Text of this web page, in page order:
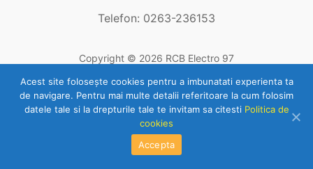
Telefon: 0263-236153
Copyright © 2026 RCB Electro 97
Acest site foloseşte cookies pentru a imbunatati experienta ta
de navigare. Pentru mai multe detalii referitoare la cum folosim
datele tale si la drepturile tale te invitam sa citesti Politica de
cookies
Accepta